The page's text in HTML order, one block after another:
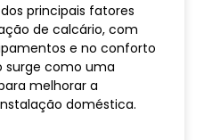
principais fatores
de calcário, com
e no conforto
surge como uma
melhorar a
doméstica.